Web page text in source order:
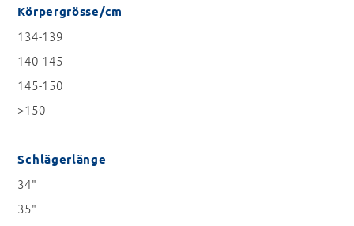
Körpergrösse/cm
134-139
140-145
145-150
>150
Schlägerlänge
34"
35"